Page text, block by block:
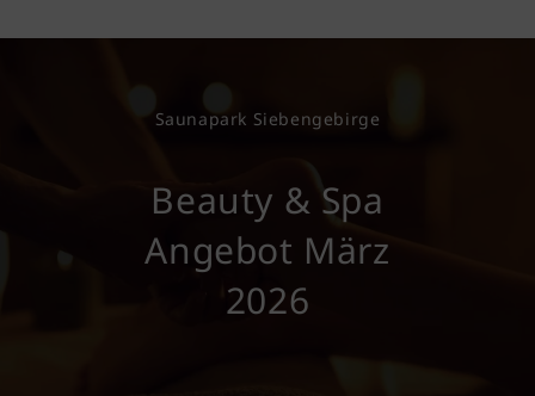
Saunapark Siebengebirge
Beauty & Spa
Angebot März
2026